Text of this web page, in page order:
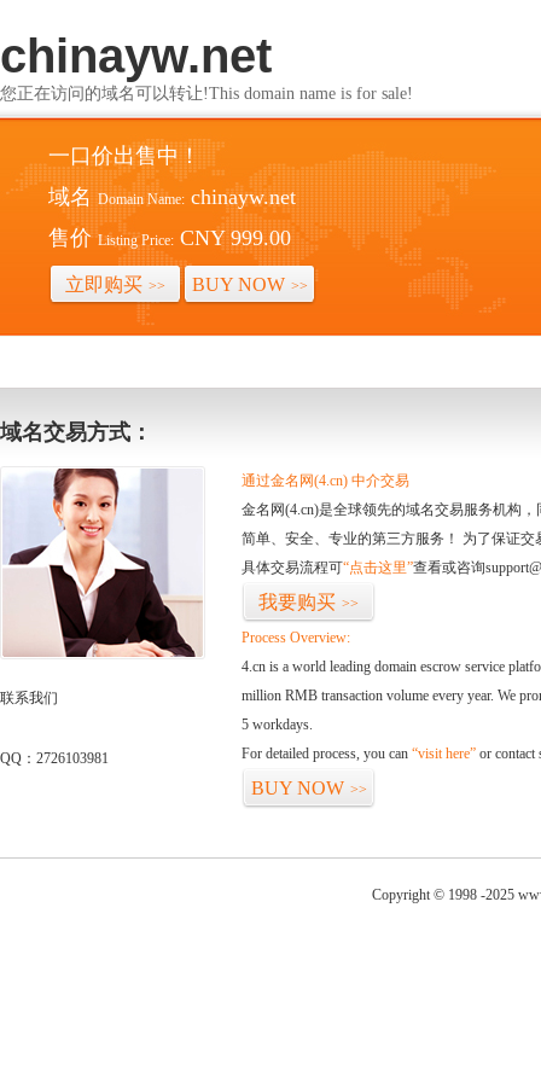
chinayw.net
您正在访问的域名可以转让!This domain name is for sale!
一口价出售中！
域名 Domain Name: chinayw.net
售价 Listing Price: CNY 999.00
立即购买 >> BUY NOW >>
域名交易方式：
联系我们
QQ：2726103981
通过金名网(4.cn) 中介交易
金名网(4.cn)是全球领先的域名交易服务机构
简单、安全、专业的第三方服务！ 为了保证
具体交易流程可“点击这里”查看或咨询
我要购买 >>
Process Overview:
4.cn is a world leading domain escrow service
million RMB transaction volume every year. We
5 workdays.
For detailed process, you can “visit here” or contact
BUY NOW >>
Copyright © 1998 -2025